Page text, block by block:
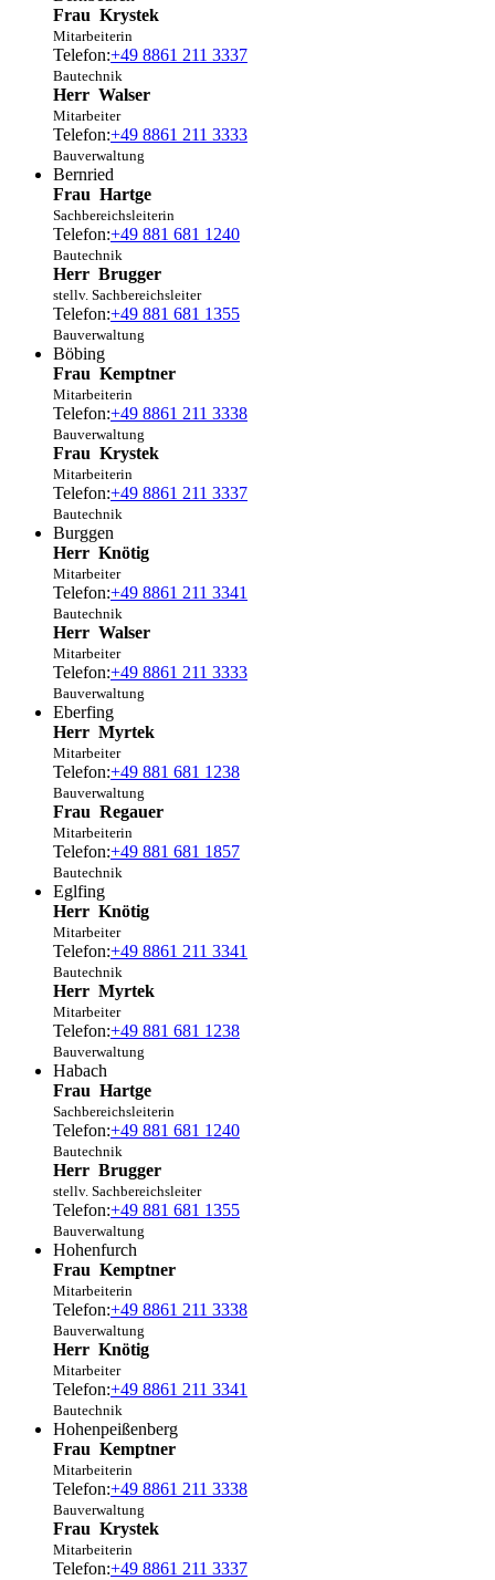
Frau Krystek
Mitarbeiterin
Telefon:+49 8861 211 3337
Bautechnik
Herr Walser
Mitarbeiter
Telefon:+49 8861 211 3333
Bauverwaltung
Bernried
Frau Hartge
Sachbereichsleiterin
Telefon:+49 881 681 1240
Bautechnik
Herr Brugger
stellv. Sachbereichsleiter
Telefon:+49 881 681 1355
Bauverwaltung
Böbing
Frau Kemptner
Mitarbeiterin
Telefon:+49 8861 211 3338
Bauverwaltung
Frau Krystek
Mitarbeiterin
Telefon:+49 8861 211 3337
Bautechnik
Burggen
Herr Knötig
Mitarbeiter
Telefon:+49 8861 211 3341
Bautechnik
Herr Walser
Mitarbeiter
Telefon:+49 8861 211 3333
Bauverwaltung
Eberfing
Herr Myrtek
Mitarbeiter
Telefon:+49 881 681 1238
Bauverwaltung
Frau Regauer
Mitarbeiterin
Telefon:+49 881 681 1857
Bautechnik
Eglfing
Herr Knötig
Mitarbeiter
Telefon:+49 8861 211 3341
Bautechnik
Herr Myrtek
Mitarbeiter
Telefon:+49 881 681 1238
Bauverwaltung
Habach
Frau Hartge
Sachbereichsleiterin
Telefon:+49 881 681 1240
Bautechnik
Herr Brugger
stellv. Sachbereichsleiter
Telefon:+49 881 681 1355
Bauverwaltung
Hohenfurch
Frau Kemptner
Mitarbeiterin
Telefon:+49 8861 211 3338
Bauverwaltung
Herr Knötig
Mitarbeiter
Telefon:+49 8861 211 3341
Bautechnik
Hohenpeißenberg
Frau Kemptner
Mitarbeiterin
Telefon:+49 8861 211 3338
Bauverwaltung
Frau Krystek
Mitarbeiterin
Telefon:+49 8861 211 3337